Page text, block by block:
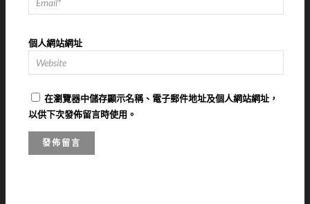
個人網站網址
在瀏覽器中儲存顯示名稱、電子郵件地址及個人網站網址，
以供下次發佈留言時使用。